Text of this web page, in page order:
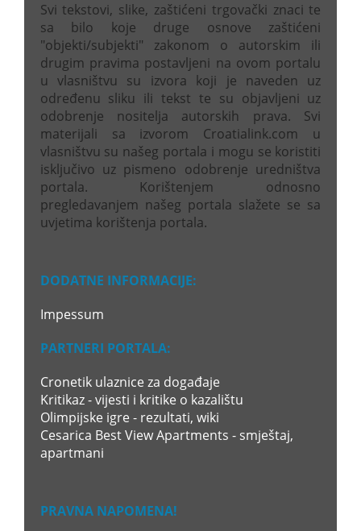
Svi tekstovi, slike, zaštićeni trgovački znaci te
sa bilo koje druge osnove zaštićeni
"objekti/subjekti" zakonom o autorskim ili
drugim pravima postavljeni na ovom portalu
u vlasništvu su izvora koji je naveden uz
određenu sliku ili tekst te su objavljeni uz
odobrenje nositelja autorskih prava. Svi
materijali sa izvorom Croatialink.com u
vlasništvu su našeg portala i mogu se koristiti
isključivo uz pismeno odobrenje uredništva
portala. Korištenjem odnosno
pregledavanjem našeg portala slažete se sa
uvjetima korištenja portala.
DODATNE INFORMACIJE:
Impessum
PARTNERI PORTALA:
Cronetik ulaznice za događaje
Kritikaz - vijesti i kritike o kazalištu
Olimpijske igre - rezultati, wiki
Cesarica Best View Apartments - smještaj,
apartmani
PRAVNA NAPOMENA!